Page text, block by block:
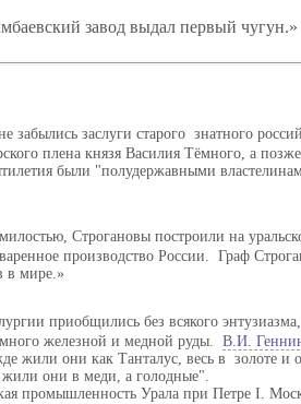
завод выдал первый чугун.
забылись заслуги старого знатного
плена князя Василия Тёмного, а
были "полудержавными
Строгановы построили на
производство России. Граф
в мире.
приобщились без всякого
железной и медной руды. В.И.
жили они как Танталус, весь в золоте и
жили они в меди, а голодные".
промышленность Урала при Петре I.